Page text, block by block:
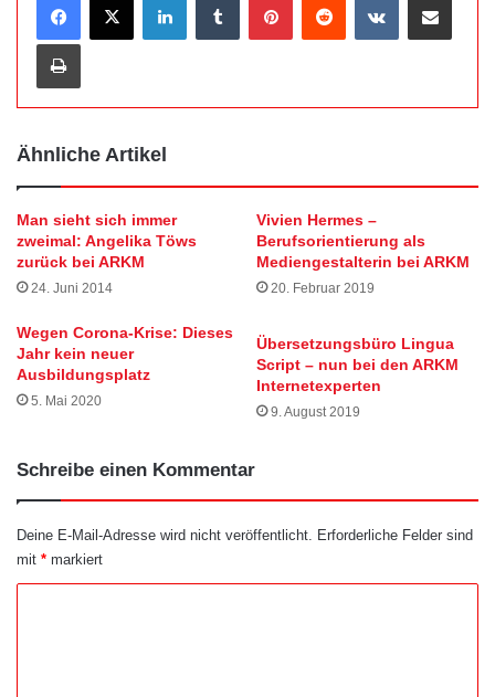
Ähnliche Artikel
Man sieht sich immer
zweimal: Angelika Töws
zurück bei ARKM
24. Juni 2014
Vivien Hermes –
Berufsorientierung als
Mediengestalterin bei ARKM
20. Februar 2019
Wegen Corona-Krise: Dieses
Jahr kein neuer
Ausbildungsplatz
5. Mai 2020
Übersetzungsbüro Lingua
Script – nun bei den ARKM
Internetexperten
9. August 2019
Schreibe einen Kommentar
Deine E-Mail-Adresse wird nicht veröffentlicht.
Erforderliche Felder sind
mit * markiert